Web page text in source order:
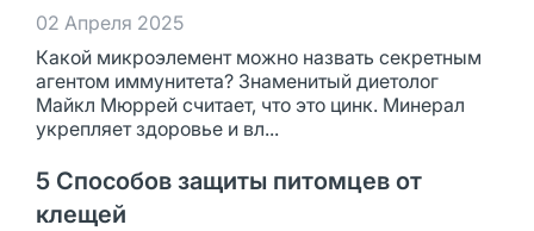
02 Апреля 2025
Какой микроэлемент можно назвать секретным
агентом иммунитета? Знаменитый диетолог
Майкл Мюррей считает, что это цинк. Минерал
укрепляет здоровье и вл...
5 Способов защиты питомцев от
клещей